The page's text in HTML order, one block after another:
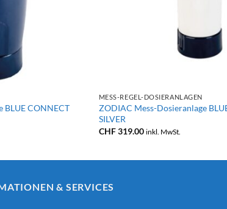
BLUE CONNECT
MESS-REGEL-DOSIERANLAGEN
ZODIAC Mess-Dosieranlage
SILVER
CHF319.00 inkl. MwSt.
& SERVICES